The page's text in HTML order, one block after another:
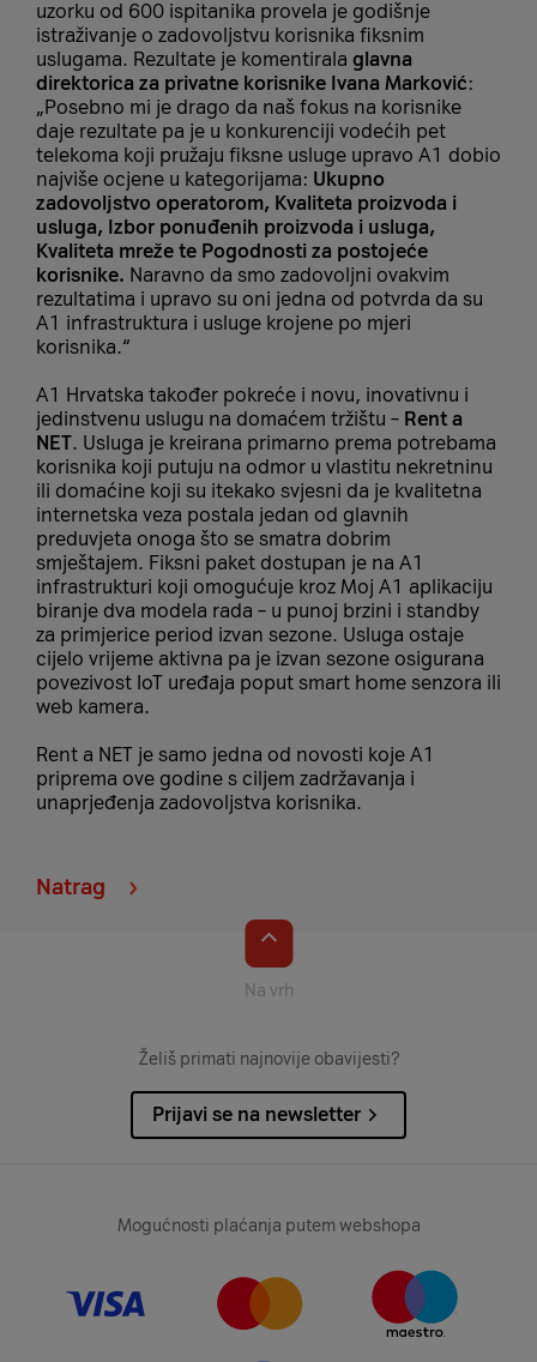
uzorku od 600 ispitanika provela je godišnje
istraživanje o zadovoljstvu korisnika fiksnim
uslugama. Rezultate je komentirala glavna
direktorica za privatne korisnike Ivana Marković:
„Posebno mi je drago da naš fokus na korisnike
daje rezultate pa je u konkurenciji vodećih pet
telekoma koji pružaju fiksne usluge upravo A1 dobio
najviše ocjene u kategorijama: Ukupno
zadovoljstvo operatorom, Kvaliteta proizvoda i
usluga, Izbor ponuđenih proizvoda i usluga,
Kvaliteta mreže te Pogodnosti za postojeće
korisnike. Naravno da smo zadovoljni ovakvim
rezultatima i upravo su oni jedna od potvrda da su
A1 infrastruktura i usluge krojene po mjeri
korisnika.“
A1 Hrvatska također pokreće i novu, inovativnu i
jedinstvenu uslugu na domaćem tržištu – Rent a
NET. Usluga je kreirana primarno prema potrebama
korisnika koji putuju na odmor u vlastitu nekretninu
ili domaćine koji su itekako svjesni da je kvalitetna
internetska veza postala jedan od glavnih
preduvjeta onoga što se smatra dobrim
smještajem. Fiksni paket dostupan je na A1
infrastrukturi koji omogućuje kroz Moj A1 aplikaciju
biranje dva modela rada – u punoj brzini i standby
za primjerice period izvan sezone. Usluga ostaje
cijelo vrijeme aktivna pa je izvan sezone osigurana
povezivost IoT uređaja poput smart home senzora ili
web kamera.
Rent a NET je samo jedna od novosti koje A1
priprema ove godine s ciljem zadržavanja i
unaprjeđenja zadovoljstva korisnika.
Natrag
Na vrh
Želiš primati najnovije obavijesti?
Prijavi se na newsletter
Mogućnosti plaćanja putem webshopa